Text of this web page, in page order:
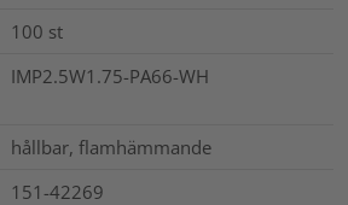
100 st
IMP2.5W1.75-PA66-WH
hållbar, flamhämmande
151-42269